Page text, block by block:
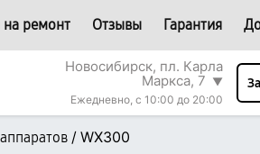
ремонт Отзывы Гарантия
Новосибирск, пл. Карла
Маркса, 7 ▼
Ежедневно, с 10:00 до 20:00
/ WX300